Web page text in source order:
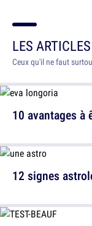
LES ARTICLES
Ceux qu'il ne faut
10 avantages à
12 signes